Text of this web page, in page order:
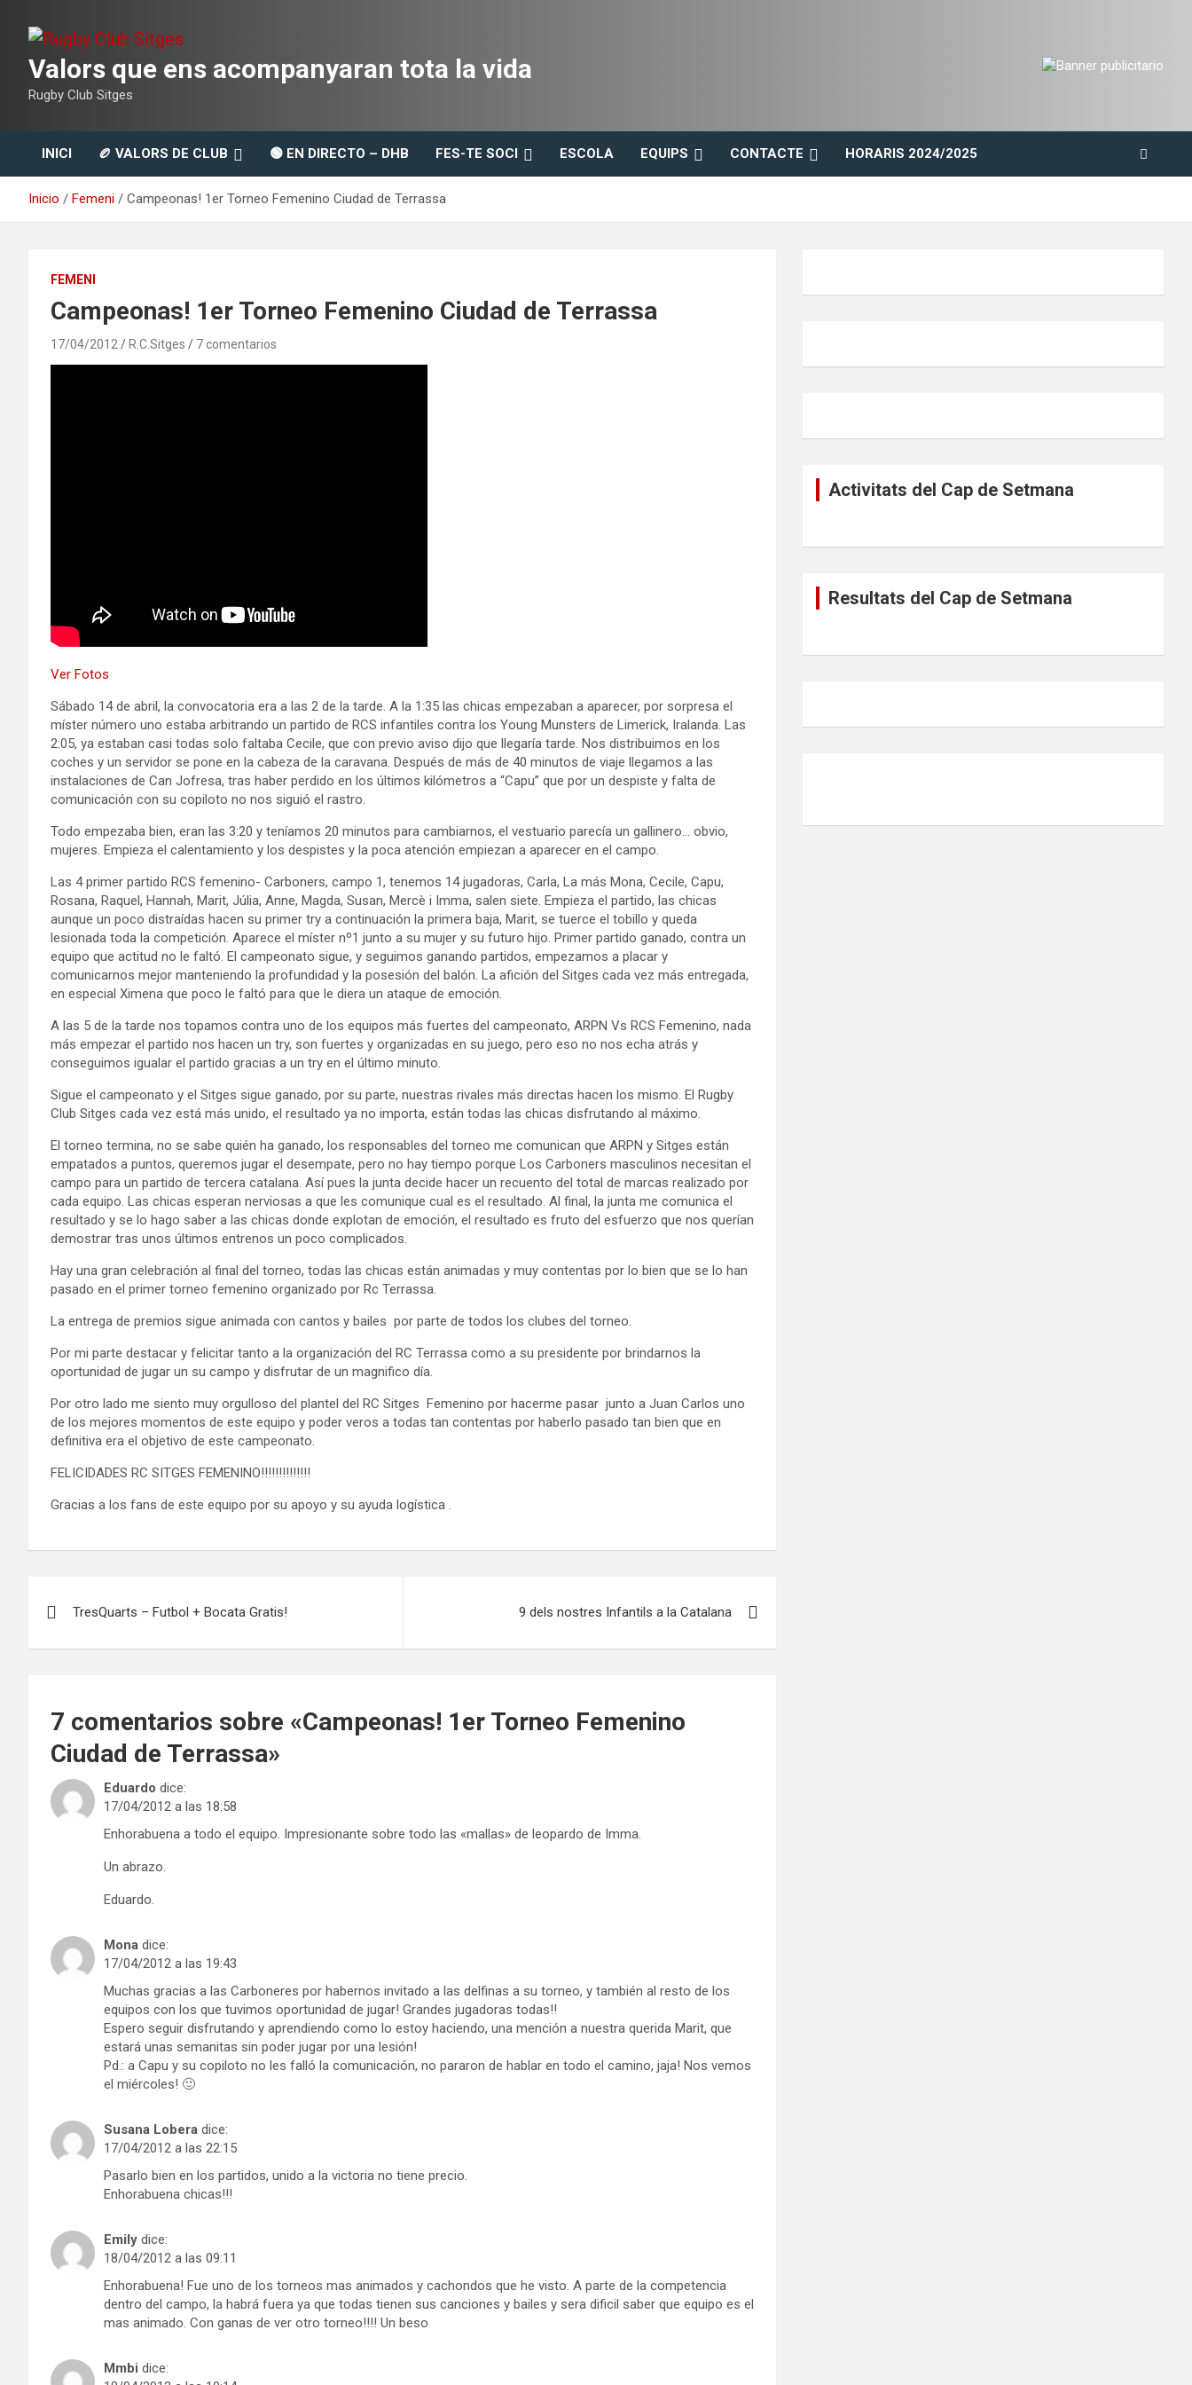
contenido
Valors que ens acompanyaran tota la vida
Rugby Club Sitges
INICI 🏉 VALORS DE CLUB 🟢 EN DIRECTO – DHB FES-TE SOCI ESCOLA EQUIPS CONTACTE HORARIS 2024/2025
Inicio Femeni Campeonas! 1er Torneo Femenino Ciudad de Terrassa
FEMENI
Campeonas! 1er Torneo Femenino Ciudad de Terrassa
17/04/2012 R.C.Sitges 7 comentarios
Ver Fotos
Sábado 14 de abril, la convocatoria era a las 2 de la tarde. A la 1:35 las chicas empezaban a aparecer, por sorpresa el
míster número uno estaba arbitrando un partido de RCS infantiles contra los Young Munsters de Limerick, Iralanda. Las
2:05, ya estaban casi todas solo faltaba Cecile, que con previo aviso dijo que llegaría tarde. Nos distribuimos en los
coches y un servidor se pone en la cabeza de la caravana. Después de más de 40 minutos de viaje llegamos a las
instalaciones de Can Jofresa, tras haber perdido en los últimos kilómetros a “Capu” que por un despiste y falta de
comunicación con su copiloto no nos siguió el rastro.
Todo empezaba bien, eran las 3:20 y teníamos 20 minutos para cambiarnos, el vestuario parecía un gallinero… obvio,
mujeres. Empieza el calentamiento y los despistes y la poca atención empiezan a aparecer en el campo.
Las 4 primer partido RCS femenino- Carboners, campo 1, tenemos 14 jugadoras, Carla, La más Mona, Cecile, Capu,
Rosana, Raquel, Hannah, Marit, Júlia, Anne, Magda, Susan, Mercè i Imma, salen siete. Empieza el partido, las chicas
aunque un poco distraídas hacen su primer try a continuación la primera baja, Marit, se tuerce el tobillo y queda
lesionada toda la competición. Aparece el míster nº1 junto a su mujer y su futuro hijo. Primer partido ganado, contra un
equipo que actitud no le faltó. El campeonato sigue, y seguimos ganando partidos, empezamos a placar y
comunicarnos mejor manteniendo la profundidad y la posesión del balón. La afición del Sitges cada vez más entregada,
en especial Ximena que poco le faltó para que le diera un ataque de emoción.
A las 5 de la tarde nos topamos contra uno de los equipos más fuertes del campeonato, ARPN Vs RCS Femenino, nada
más empezar el partido nos hacen un try, son fuertes y organizadas en su juego, pero eso no nos echa atrás y
conseguimos igualar el partido gracias a un try en el último minuto.
Sigue el campeonato y el Sitges sigue ganado, por su parte, nuestras rivales más directas hacen los mismo. El Rugby
Club Sitges cada vez está más unido, el resultado ya no importa, están todas las chicas disfrutando al máximo.
El torneo termina, no se sabe quién ha ganado, los responsables del torneo me comunican que ARPN y Sitges están
empatados a puntos, queremos jugar el desempate, pero no hay tiempo porque Los Carboners masculinos necesitan el
campo para un partido de tercera catalana. Así pues la junta decide hacer un recuento del total de marcas realizado por
cada equipo. Las chicas esperan nerviosas a que les comunique cual es el resultado. Al final, la junta me comunica el
resultado y se lo hago saber a las chicas donde explotan de emoción, el resultado es fruto del esfuerzo que nos querían
demostrar tras unos últimos entrenos un poco complicados.
Hay una gran celebración al final del torneo, todas las chicas están animadas y muy contentas por lo bien que se lo han
pasado en el primer torneo femenino organizado por Rc Terrassa.
La entrega de premios sigue animada con cantos y bailes por parte de todos los clubes del torneo.
Por mi parte destacar y felicitar tanto a la organización del RC Terrassa como a su presidente por brindarnos la
oportunidad de jugar un su campo y disfrutar de un magnifico día.
Por otro lado me siento muy orgulloso del plantel del RC Sitges Femenino por hacerme pasar junto a Juan Carlos uno
de los mejores momentos de este equipo y poder veros a todas tan contentas por haberlo pasado tan bien que en
definitiva era el objetivo de este campeonato.
FELICIDADES RC SITGES FEMENINO!!!!!!!!!!!!!!
Gracias a los fans de este equipo por su apoyo y su ayuda logística .
de
TresQuarts – Futbol + Bocata Gratis! 9 dels nostres Infantils a la Catalana
7 comentarios sobre «Campeonas! 1er Torneo Femenino
Ciudad de Terrassa»
Eduardo dice:
17/04/2012 a las 18:58
Enhorabuena a todo el equipo. Impresionante sobre todo las «mallas» de leopardo de Imma.
Un abrazo.
Eduardo.
Mona dice:
17/04/2012 a las 19:43
Muchas gracias a las Carboneres por habernos invitado a las delfinas a su torneo, y también al resto de los
equipos con los que tuvimos oportunidad de jugar! Grandes jugadoras todas!!
Espero seguir disfrutando y aprendiendo como lo estoy haciendo, una mención a nuestra querida Marit, que
estará unas semanitas sin poder jugar por una lesión!
Pd.: a Capu y su copiloto no les falló la comunicación, no pararon de hablar en todo el camino, jaja! Nos vemos
el miércoles! 🙂
Susana Lobera dice:
17/04/2012 a las 22:15
Pasarlo bien en los partidos, unido a la victoria no tiene precio.
Enhorabuena chicas!!!
Emily dice:
18/04/2012 a las 09:11
Enhorabuena! Fue uno de los torneos mas animados y cachondos que he visto. A parte de la competencia
dentro del campo, la habrá fuera ya que todas tienen sus canciones y bailes y sera dificil saber que equipo es el
mas animado. Con ganas de ver otro torneo!!!! Un beso
Mmbi dice:
Activitats del Cap de Setmana
Resultats del Cap de Setmana